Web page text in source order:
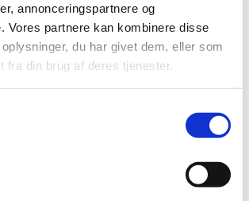
annonceringspartnere og
Vores partnere kan kombinere disse
du har givet dem, eller som
fra din brug af deres tjenester.
også kunne lide...